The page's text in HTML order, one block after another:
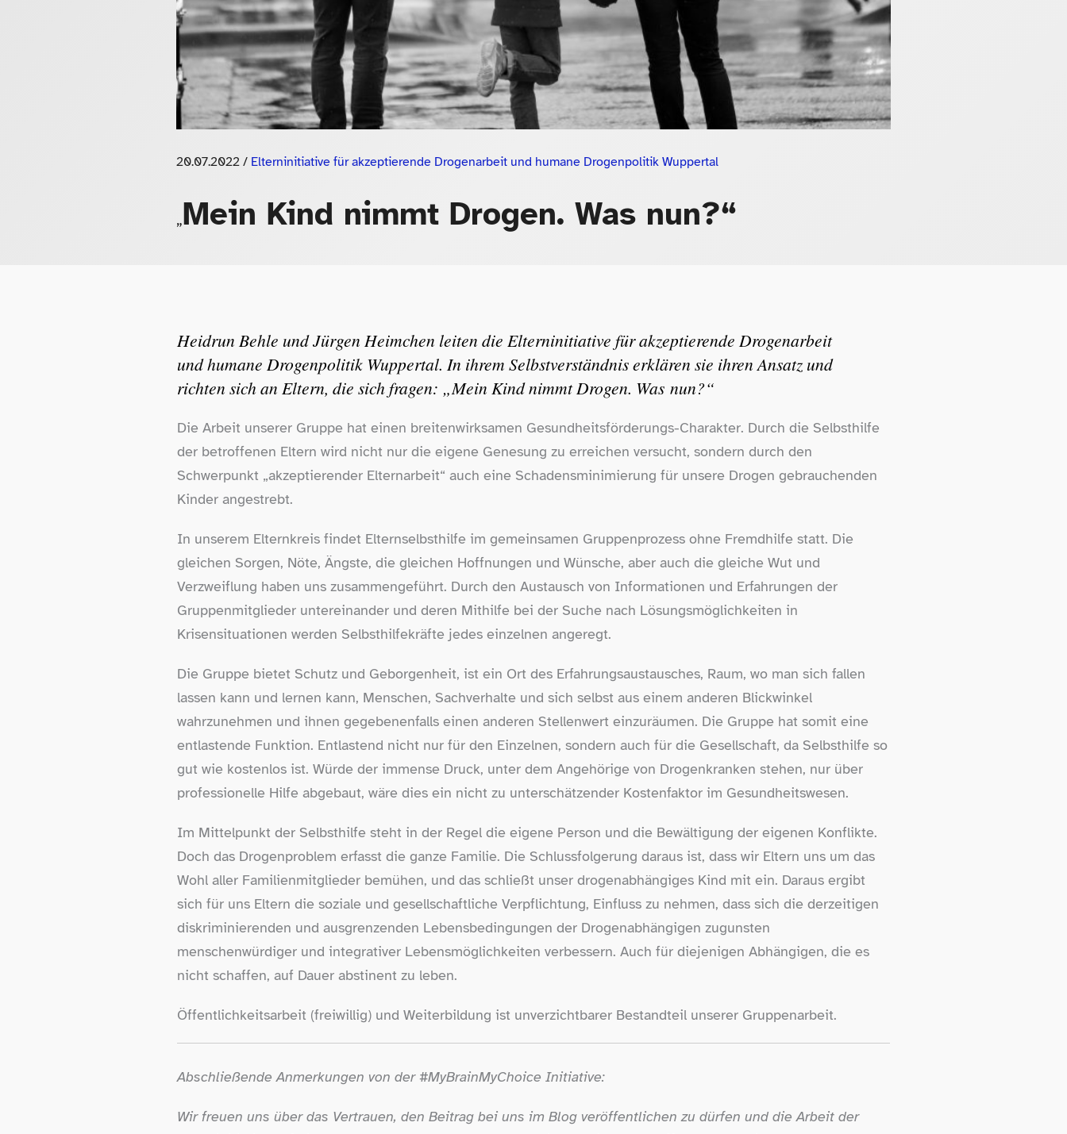
20.07.2022 / Elterninitiative für akzeptierende Drogenarbeit und humane Drogenpolitik Wuppertal
„Mein Kind nimmt Drogen. Was nun?“
Heidrun Behle und Jürgen Heimchen leiten die Elterninitiative für akzeptierende Drogenarbeit
und humane Drogenpolitik Wuppertal. In ihrem Selbstverständnis erklären sie ihren Ansatz und
richten sich an Eltern, die sich fragen: „Mein Kind nimmt Drogen. Was nun?“
Die Arbeit unserer Gruppe hat einen breitenwirksamen Gesundheitsförderungs-​Charakter. Durch die Selbsthilfe
der betroffenen Eltern wird nicht nur die eigene Genesung zu erreichen versucht, sondern durch den
Schwerpunkt „akzeptierender Elternarbeit“ auch eine Schadensminimierung für unsere Drogen gebrauchenden
Kinder angestrebt.
In unserem Elternkreis findet Elternselbsthilfe im gemeinsamen Gruppenprozess ohne Fremdhilfe statt. Die
gleichen Sorgen, Nöte, Ängste, die gleichen Hoffnungen und Wünsche, aber auch die gleiche Wut und
Verzweiflung haben uns zusammengeführt. Durch den Austausch von Informationen und Erfahrungen der
Gruppenmitglieder untereinander und deren Mithilfe bei der Suche nach Lösungsmöglichkeiten in
Krisensituationen werden Selbsthilfekräfte jedes einzelnen angeregt.
Die Gruppe bietet Schutz und Geborgenheit, ist ein Ort des Erfahrungsaustausches, Raum, wo man sich fallen
lassen kann und lernen kann, Menschen, Sachverhalte und sich selbst aus einem anderen Blickwinkel
wahrzunehmen und ihnen gegebenenfalls einen anderen Stellenwert einzuräumen. Die Gruppe hat somit eine
entlastende Funktion. Entlastend nicht nur für den Einzelnen, sondern auch für die Gesellschaft, da Selbsthilfe so
gut wie kostenlos ist. Würde der immense Druck, unter dem Angehörige von Drogenkranken stehen, nur über
professionelle Hilfe abgebaut, wäre dies ein nicht zu unterschätzender Kostenfaktor im Gesundheitswesen.
Im Mittelpunkt der Selbsthilfe steht in der Regel die eigene Person und die Bewältigung der eigenen Konflikte.
Doch das Drogenproblem erfasst die ganze Familie. Die Schlussfolgerung daraus ist, dass wir Eltern uns um das
Wohl aller Familienmitglieder bemühen, und das schließt unser drogenabhängiges Kind mit ein. Daraus ergibt
sich für uns Eltern die soziale und gesellschaftliche Verpflichtung, Einfluss zu nehmen, dass sich die derzeitigen
diskriminierenden und ausgrenzenden Lebensbedingungen der Drogenabhängigen zugunsten
menschenwürdiger und integrativer Lebensmöglichkeiten verbessern. Auch für diejenigen Abhängigen, die es
nicht schaffen, auf Dauer abstinent zu leben.
Öffentlichkeitsarbeit (freiwillig) und Weiterbildung ist unverzichtbarer Bestandteil unserer Gruppenarbeit.
Abschließende Anmerkungen von der #MyBrainMyChoice Initiative:
Wir freuen uns über das Vertrauen, den Beitrag bei uns im Blog veröffentlichen zu dürfen und die Arbeit der